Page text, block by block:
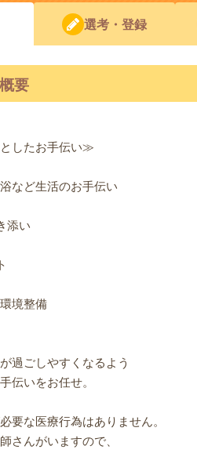
選考・登録
要
したお手伝い≫
など生活のお手伝い
添い
境整備
過ごしやすくなるよう
伝いをお任せ。
要な医療行為はありません。
さんがいますので、